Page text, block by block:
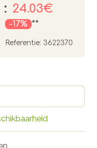
: 24.03€
-17% **
Referentie: 3622370